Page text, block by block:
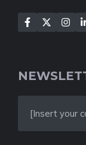
[Insert your